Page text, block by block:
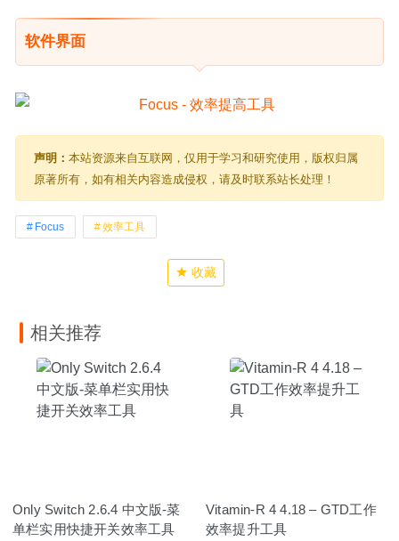
软件界面
声明： 本站资源来自互联网，仅用于学习和研究使用，版权归属
原著所有，如有相关内容造成侵权，请及时联系站长处理！
Focus 效率工具
收藏
相关推荐
Only Switch 2.6.4 中文版-菜
单栏实用快捷开关效率工具
Vitamin-R 4 4.18 – GTD工作
效率提升工具